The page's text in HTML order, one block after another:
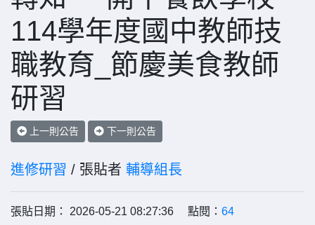
114學年度國中教師技
職教育_節慶美食教師
研習
上一則公告 下一則公告
進修研習 / 張貼者 輔導組長
張貼日期： 2026-05-21 08:27:36 點閱： 64